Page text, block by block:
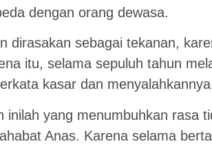
dengan orang dewasa.
dirasakan sebagai tekanan,
itu, selama sepuluh tahun
kasar dan
inilah yang menumbuhkan rasa
Anas. Karena selama